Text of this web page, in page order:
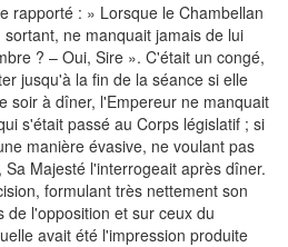
rapporté : » Lorsque le Chambellan
ne manquait jamais de lui
? – Oui, Sire ». C'était un congé,
jusqu'à la fin de la séance si elle
soir à dîner, l'Empereur ne manquait
s'était passé au Corps législatif ; si
manière évasive, ne voulant pas
Majesté l'interrogeait après dîner.
formulant très nettement son
l'opposition et sur ceux du
avait été l'impression produite